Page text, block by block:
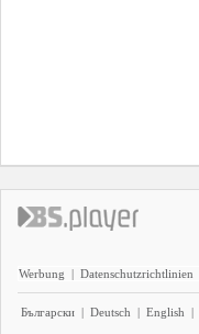
Werbung | Datenschutzrichtlinien
Български | Deutsch | English |